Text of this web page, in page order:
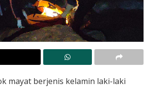
mayat berjenis kelamin laki-laki